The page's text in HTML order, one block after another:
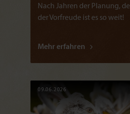
Nach Jahren der Planung,
der Vorfreude ist es so weit!
Mehr erfahren
09.06.2026